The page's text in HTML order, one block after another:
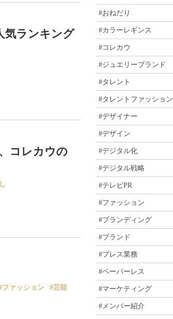
気ランキング
コレカウの
ファッション
芸能
#おねだり
#カラーレギンス
#コレカウ
#ジュエリーブランド
#タレント
#タレントファッション
#デザイナー
#デザイン
#デジタル化
#デジタル戦略
#テレビPR
#ファッション
#ブランディング
#ブランド
#プレス業務
#ペーパーレス
#マーケティング
#メンバー紹介